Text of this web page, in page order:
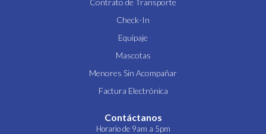
Check-In
Equipaje
Mascotas
Menores Sin Acompañar
Factura Electrónica
Contáctanos
Horario de 9am a 5pm